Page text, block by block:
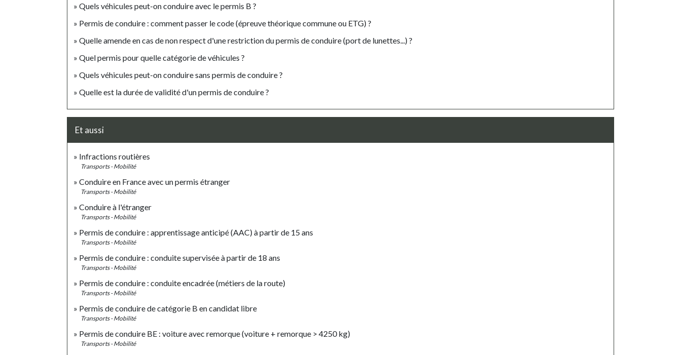
Quels véhicules peut-on conduire avec le permis B ?
Permis de conduire : comment passer le code (épreuve théorique commune ou ETG) ?
Quelle amende en cas de non respect d'une restriction du permis de conduire (port de lunettes...) ?
Quel permis pour quelle catégorie de véhicules ?
Quels véhicules peut-on conduire sans permis de conduire ?
Quelle est la durée de validité d'un permis de conduire ?
Et aussi
Infractions routières
Transports - Mobilité
Conduire en France avec un permis étranger
Transports - Mobilité
Conduire à l'étranger
Transports - Mobilité
Permis de conduire : apprentissage anticipé (AAC) à partir de 15 ans
Transports - Mobilité
Permis de conduire : conduite supervisée à partir de 18 ans
Transports - Mobilité
Permis de conduire : conduite encadrée (métiers de la route)
Transports - Mobilité
Permis de conduire de catégorie B en candidat libre
Transports - Mobilité
Permis de conduire BE : voiture avec remorque (voiture + remorque > 4250 kg)
Transports - Mobilité